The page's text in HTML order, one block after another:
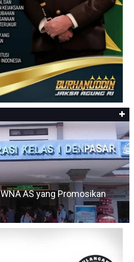
AS yang Promosikan